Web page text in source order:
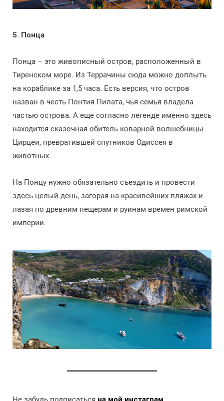
5. Понца
Понца – это живописный остров, расположенный в
Тиренском море. Из Террачины сюда можно доплыть
на кораблике за 1,5 часа. Есть версия, что остров
назван в честь Понтия Пилата, чья семья владела
частью острова. А еще согласно легенде именно здесь
находится сказочная обитель коварной волшебницы
Цирцеи, превратившей спутников Одиссея в
животных.
На Понцу нужно обязательно съездить и провести
здесь целый день, загорая на красивейших пляжах и
лазая по древним пещерам и руинам времен римской
империи.